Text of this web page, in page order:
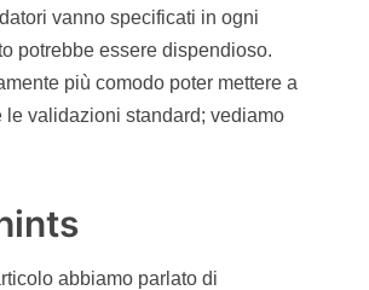
vanno specificati in ogni
potrebbe essere dispendioso.
più comodo poter mettere a
le validazioni standard; vediamo
abbiamo parlato di